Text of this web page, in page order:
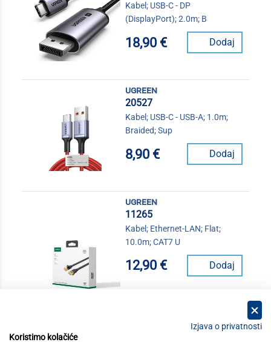
Kabel; USB-C - DP
(DisplayPort); 2.0m; B
18,90 € Dodaj
ugreen
20527
Kabel; USB-C - USB-A; 1.0m;
Braided; Sup
8,90 € Dodaj
ugreen
11265
Kabel; Ethernet-LAN; Flat;
10.0m; CAT7 U
12,90 € Dodaj
Izjava o privatnosti
Koristimo kolačiće